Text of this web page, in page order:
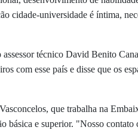
cidade-universidade é íntima,
assessor técnico David Benito
com esse país e disse que os
que trabalha na
básica e superior. "Nosso